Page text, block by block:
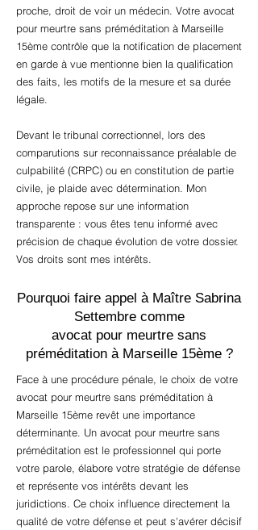
proche, droit de voir un médecin. Votre avocat
pour meurtre sans préméditation à Marseille
15ème contrôle que la notification de placement
en garde à vue mentionne bien la qualification
des faits, les motifs de la mesure et sa durée
légale.
Devant le tribunal correctionnel, lors des
comparutions sur reconnaissance préalable de
culpabilité (CRPC) ou en constitution de partie
civile, je plaide avec détermination. Mon
approche repose sur une information
transparente : vous êtes tenu informé avec
précision de chaque évolution de votre dossier.
Vos droits sont mes intérêts.
Pourquoi faire appel à Maître Sabrina
Settembre comme
avocat pour meurtre sans
préméditation à Marseille 15ème ?
Face à une procédure pénale, le choix de votre
avocat pour meurtre sans préméditation à
Marseille 15ème revêt une importance
déterminante. Un avocat pour meurtre sans
préméditation est le professionnel qui porte
votre parole, élabore votre stratégie de défense
et représente vos intérêts devant les
juridictions. Ce choix influence directement la
qualité de votre défense et peut s'avérer décisif